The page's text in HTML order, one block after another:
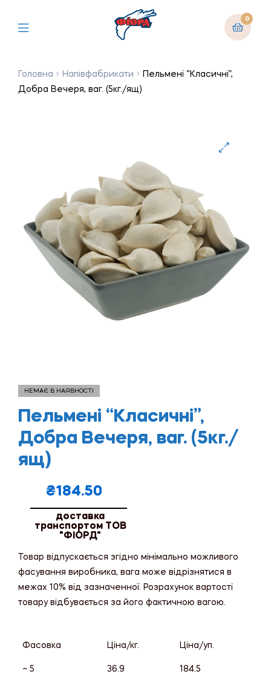
0
Головна Напівфабрикати
Пельмені “Класичні”,
Добра Вечеря, ваг. (5кг./ящ)
НЕМАЄ В НАЯВНОСТІ
Пельмені “Класичні”,
Добра Вечеря, ваг. (5кг./
ящ)
₴184.50
доставка
транспортом ТОВ
"ФІОРД"
Товар відпускається згідно мінімально можливого
фасування виробника, вага може відрізнятися в
межах 10% від зазначенної. Розрахунок вартості
товару відбувається за його фактичною вагою.
Фасовка Ціна/кг. Ціна/уп.
~ 5 36.9 184.5